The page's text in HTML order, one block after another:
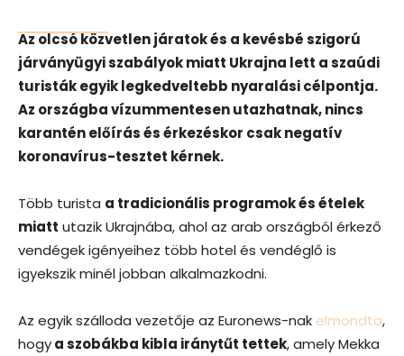
Az olcsó közvetlen járatok és a kevésbé szigorú
járványügyi szabályok miatt Ukrajna lett a szaúdi
turisták egyik legkedveltebb nyaralási célpontja.
Az országba vízummentesen utazhatnak, nincs
karantén előírás és érkezéskor csak negatív
koronavírus-tesztet kérnek.
Több turista a tradicionális programok és ételek
miatt utazik Ukrajnába, ahol az arab országból érkező
vendégek igényeihez több hotel és vendéglő is
igyekszik minél jobban alkalmazkodni.
Az egyik szálloda vezetője az Euronews-nak elmondta,
hogya szobákba kibla iránytűt tettek, amely Mekka